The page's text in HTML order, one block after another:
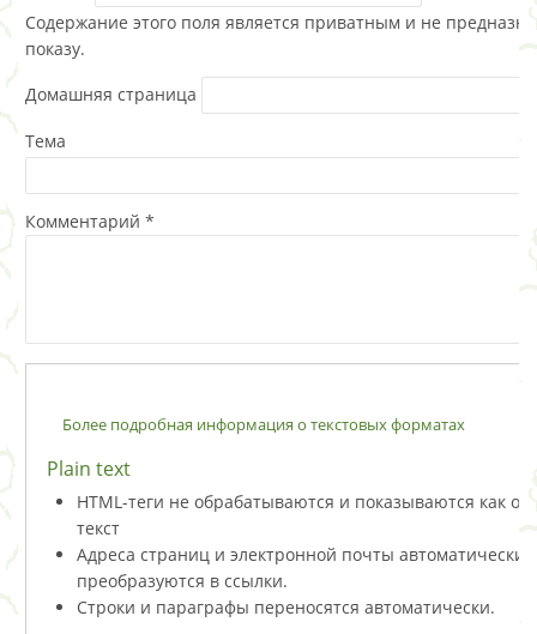
Содержание этого поля является приватным и не
показу.
Домашняя страница
Тема
Комментарий *
Более подробная информация о текстовых форматах
Plain text
HTML-теги не обрабатываются и показываются как
текст
Адреса страниц и электронной почты автоматически
преобразуются в ссылки.
Строки и параграфы переносятся автоматически.